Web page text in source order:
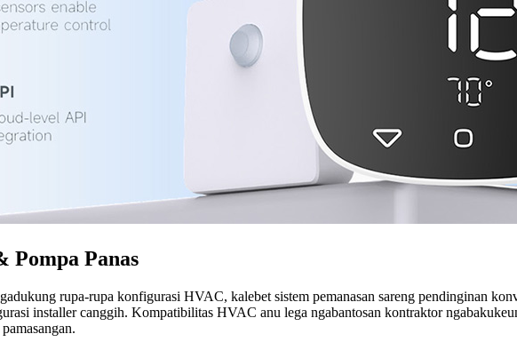
Panas
rupa-rupa konfigurasi HVAC, kalebet sistem pemanasan sareng pendinginan
installer canggih. Kompatibilitas HVAC anu lega ngabantosan kontraktor